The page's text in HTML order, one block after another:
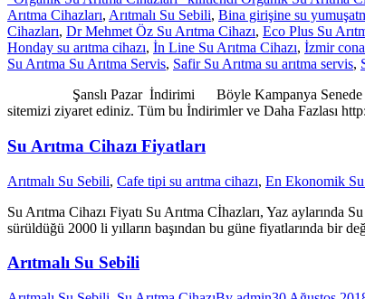
Arıtma Cihazları, Arıtmalı Su Sebili, Bina girişine su
Cihazları, Dr Mehmet Öz Su Arıtma Cihazı, Eco Plus Su
Honday su arıtma cihazı, İn Line Su Arıtma Cihazı, İzmir
Su Arıtma Su Arıtma Servis, Safir Su Arıtma su arıtma servis,
Şanslı Pazar İndirimi Böyle Kampanya Senede Bir
sitemizi ziyaret ediniz. Tüm bu İndirimler ve Daha Fazlası
Su Arıtma Cihazı Fiyatları
Arıtmalı Su Sebili, Cafe tipi su arıtma cihazı, En Ekonomik Su
Su Arıtma Cihazı Fiyatı Su Arıtma Cİhazları, Yaz aylarında
sürüldüğü 2000 li yılların başından bu güne fiyatlarında bir
Arıtmalı Su Sebili